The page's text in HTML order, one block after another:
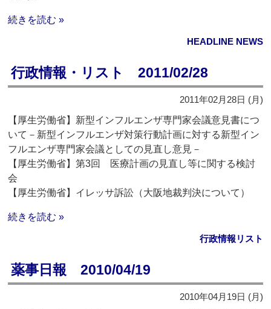
続きを読む »
HEADLINE NEWS
行政情報・リスト 2011/02/28
2011年02月28日 (月)
【厚生労働省】新型インフルエンザ専門家会議意見書につ
いて－新型インフルエンザ対策行動計画に対する新型イン
フルエンザ専門家会議としての見直し意見－
【厚生労働省】第3回 医療計画の見直し等に関する検討
会
【厚生労働省】イレッサ訴訟（大阪地裁判決について）
続きを読む »
行政情報リスト
薬事日報 2010/04/19
2010年04月19日 (月)